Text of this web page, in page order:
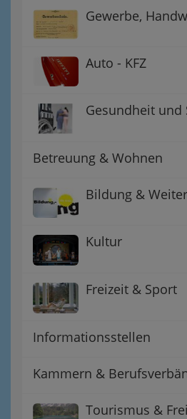
Gewerbe,
Auto - KFZ
Gesundheit und
Betreuung & Wohnen
Bildung &
Kultur
Freizeit & Sport
Informationsstellen
Kammern &
Tourismus &